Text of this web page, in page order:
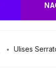
Ulises